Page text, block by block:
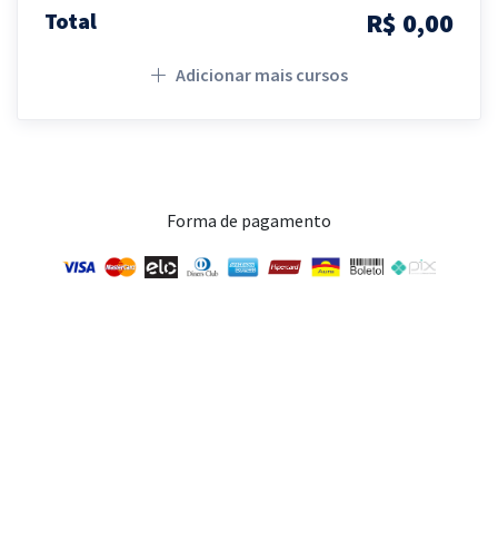
Total R$ 0,00
Adicionar mais cursos
Forma de pagamento